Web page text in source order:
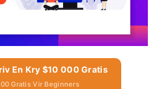
En Kry $10 000 Gratis
Gratis Vir Beginners